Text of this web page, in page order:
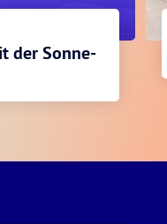
der Sonne-